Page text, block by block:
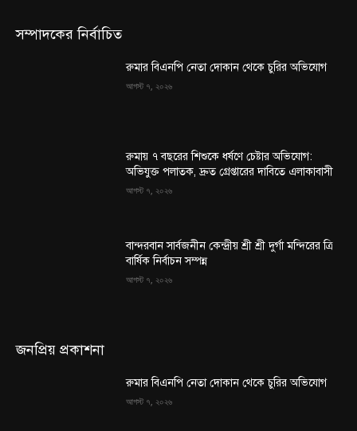
সম্পাদকের নির্বাচিত
রুমার বিএনপি নেতা দোকান থেকে চুরির অভিযোগ
আগস্ট ৭, ২০২৬
রুমায় ৭ বছরের শিশুকে ধর্ষণে চেষ্টার অভিযোগ:
অভিযুক্ত পলাতক, দ্রুত গ্রেপ্তারের দাবিতে এলাকাবাসী
আগস্ট ৭, ২০২৬
বান্দরবান সার্বজনীন কেন্দ্রীয় শ্রী শ্রী দুর্গা মন্দিরের ত্রি
বার্ষিক নির্বাচন সম্পন্ন
আগস্ট ৭, ২০২৬
জনপ্রিয় প্রকাশনা
রুমার বিএনপি নেতা দোকান থেকে চুরির অভিযোগ
আগস্ট ৭, ২০২৬